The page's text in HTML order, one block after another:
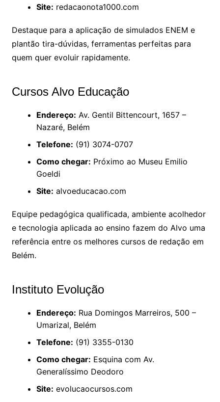
Site: redacaonota1000.com
Destaque para a aplicação de simulados ENEM e
plantão tira-dúvidas, ferramentas perfeitas para
quem quer evoluir rapidamente.
Cursos Alvo Educação
Endereço: Av. Gentil Bittencourt, 1657 –
Nazaré, Belém
Telefone: (91) 3074-0707
Como chegar: Próximo ao Museu Emilio
Goeldi
Site: alvoeducacao.com
Equipe pedagógica qualificada, ambiente acolhedor
e tecnologia aplicada ao ensino fazem do Alvo uma
referência entre os melhores cursos de redação em
Belém.
Instituto Evolução
Endereço: Rua Domingos Marreiros, 500 –
Umarizal, Belém
Telefone: (91) 3355-0130
Como chegar: Esquina com Av.
Generalíssimo Deodoro
Site: evolucaocursos.com